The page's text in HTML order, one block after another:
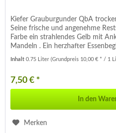
Kiefer Grauburgunder QbA
Seine frische und angenehme
Farbe ein strahlendes Gelb mit
Mandeln . Ein herzhafter
Inhalt0.75 Liter(Grundpreis 10,00 € * / 1
7,50 € *
In den
Merken